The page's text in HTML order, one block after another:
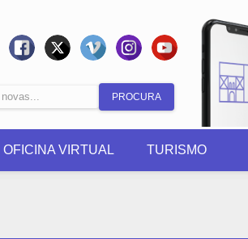
de
busca
OFICINA VIRTUAL TURISMO